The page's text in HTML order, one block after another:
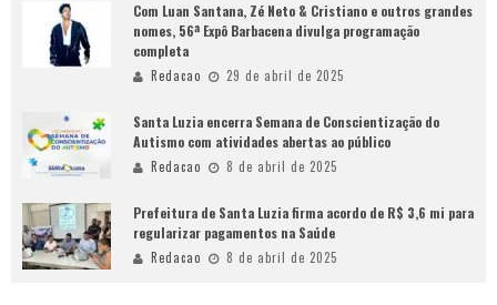
Com Luan Santana, Zé Neto & Cristiano e outros grandes
nomes, 56ª Expô Barbacena divulga programação
completa
Redacao 29 de abril de 2025
Santa Luzia encerra Semana de Conscientização do
Autismo com atividades abertas ao público
Redacao 8 de abril de 2025
Prefeitura de Santa Luzia firma acordo de R$ 3,6 mi para
regularizar pagamentos na Saúde
Redacao 8 de abril de 2025